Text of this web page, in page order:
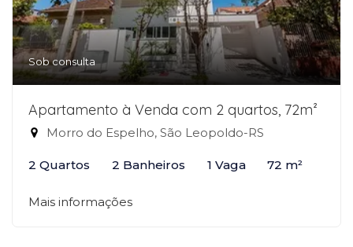
Sob consulta
Apartamento à Venda com 2 quartos, 72m²
Morro do Espelho, São Leopoldo-RS
2 Quartos 2 Banheiros 1 Vaga 72 m²
Mais informações